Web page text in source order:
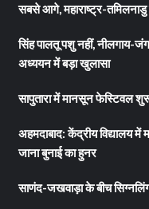
सबसे आगे, महाराष्ट्र-
सिंह पालतू पशु नहीं, नीलगाय-
अध्ययन में बड़ा खुलासा
सापुतारा में मानसून फेस्टिवल
अहमदाबाद: केंद्रीय विद्यालय में
जाना बुनाई का हुनर
साणंद-जखवाड़ा के बीच